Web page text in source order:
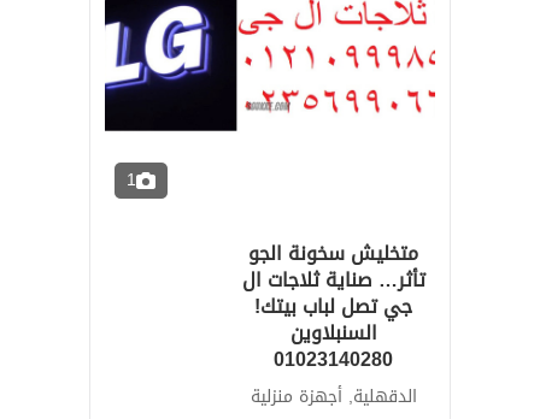
1
متخليش سخونة الجو
تأثر… صناية ثلاجات ال
جي تصل لباب بيتك!
السنبلاوين
01023140280
الدقهلية, أجهزة منزلية